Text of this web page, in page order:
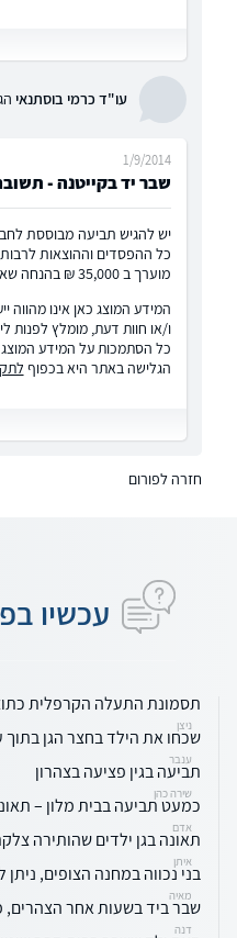
עו"ד כרמי בוסתנאי
שבר יד בקייטנה -
1/9/2014
יש להגיש תביעה מבוססת
כל ההפסדים וההוצאות
מוערך ב 35,000 ₪ בהנחה שאין נזק עתידי נוסף.
המידע המוצג כאן אינו מהווה
ו/או חוות דעת, מומלץ לפנות
כל הסתמכות על המידע
הגלישה באתר היא בכפוף
חזרה לפורום
עכשיו
תסמונת התעלה הקרפלית
ניצן
שכחו את הילד בחצר הגן
ענבר
תביעה בגין פציעה בצהרון
שירה כהן
כמעט תביעה בבית מלון –
אדם
תאונה בגן ילדים שהותירה
איתן
בני נכווה במחנה הצופים, ניתן
מאיה
שבר ביד בשעות אחר הצהרים,
דנה